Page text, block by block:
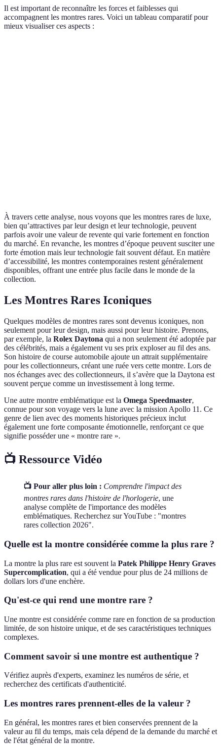
Il est important de reconnaître les forces et faiblesses qui
accompagnent les montres rares. Voici un tableau comparatif pour
mieux visualiser ces aspects :
À travers cette analyse, nous voyons que les montres rares de luxe,
bien qu’attractives par leur design et leur technologie, peuvent
parfois avoir une valeur de revente qui varie fortement en fonction
du marché. En revanche, les montres d’époque peuvent susciter une
forte émotion mais leur technologie fait souvent défaut. En matière
d’accessibilité, les montres contemporaines restent généralement
disponibles, offrant une entrée plus facile dans le monde de la
collection.
Les Montres Rares Iconiques
Quelques modèles de montres rares sont devenus iconiques, non
seulement pour leur design, mais aussi pour leur histoire. Prenons,
par exemple, la Rolex Daytona qui a non seulement été adoptée par
des célébrités, mais a également vu ses prix exploser au fil des ans.
Son histoire de course automobile ajoute un attrait supplémentaire
pour les collectionneurs, créant une ruée vers cette montre. Lors de
nos échanges avec des collectionneurs, il s’avère que la Daytona est
souvent perçue comme un investissement à long terme.
Une autre montre emblématique est la Omega Speedmaster,
connue pour son voyage vers la lune avec la mission Apollo 11. Ce
genre de lien avec des moments historiques précieux inclut
également une forte composante émotionnelle, renforçant ce que
signifie posséder une « montre rare ».
📺 Ressource Vidéo
📺 Pour aller plus loin : Comprendre l'impact des
montres rares dans l'histoire de l'horlogerie, une
analyse complète de l'importance des modèles
emblématiques. Recherchez sur YouTube : "montres
rares collection 2026".
Quelle est la montre considérée comme la plus rare ?
La montre la plus rare est souvent la Patek Philippe Henry Graves
Supercomplication, qui a été vendue pour plus de 24 millions de
dollars lors d'une enchère.
Qu'est-ce qui rend une montre rare ?
Une montre est considérée comme rare en fonction de sa production
limitée, de son histoire unique, et de ses caractéristiques techniques
complexes.
Comment savoir si une montre est authentique ?
Vérifiez auprès d'experts, examinez les numéros de série, et
recherchez des certificats d'authenticité.
Les montres rares prennent-elles de la valeur ?
En général, les montres rares et bien conservées prennent de la
valeur au fil du temps, mais cela dépend de la demande du marché et
de l'état général de la montre.